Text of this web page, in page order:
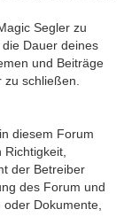
Segler zu
Dauer deines
und Beiträge
schließen.
diesem Forum
Richtigkeit,
der Betreiber
des Forum und
Dokumente,